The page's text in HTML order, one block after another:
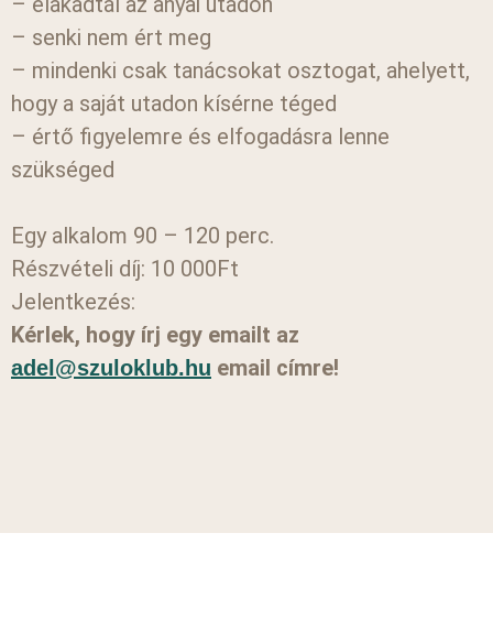
– senki nem ért meg
– mindenki csak tanácsokat osztogat, ahelyett,
hogy a saját utadon kísérne téged
– értő figyelemre és elfogadásra lenne
szükséged
Egy alkalom 90 – 120 perc.
Részvételi díj: 10 000Ft
Jelentkezés:
Kérlek, hogy írj egy emailt az
adel@szuloklub.hu email címre!